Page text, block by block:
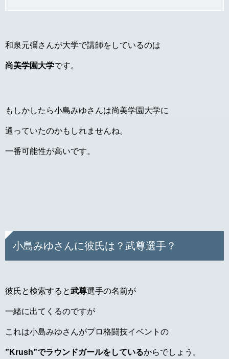
和泉元彌さんが大学で講師をしているのは
尚美学園大学です。
もしかしたら小島みゆさんは尚美学園大学に
通っていたのかもしれませんね。
一番可能性が高いです。
小島みゆさんに彼氏は？武尊選手？
彼氏と検索すると武尊選手の名前が
一緒に出てくるのですが
これは小島みゆさんがプロ格闘技イベントの
”Krush”でラウンドガールをしているからでしょう。